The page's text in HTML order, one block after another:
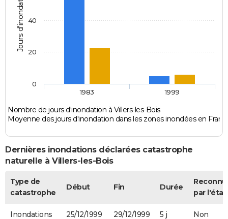
Jours d'inondation
Nombre de jours d'inondation à Villers-les-Bois
Moyenne des jours d'inondation dans les zones inondées en
1983 1999
0
20
40
Dernières inondations déclarées catastrophe
naturelle à Villers-les-Bois
Type de
catastrophe
Début Fin Durée
par l'état
Inondations
25/12/1999 29/12/1999 5 j Non